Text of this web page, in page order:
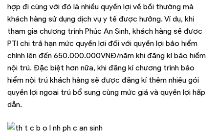
hợp đi cùng với đó là nhiều quyền lợi về bồi thường mà
khách hàng sử dụng dịch vụ y tế được hưởng. Ví dụ, khi
tham gia chương trình Phúc An Sinh, khách hàng sẽ được
PTI chi trả hạn mức quyền lợi đối với quyền lợi bảo hiểm
chính lên đến 650.000.000VNĐ/năm khi đăng kí bảo hiểm
nội trú. Đặc biệt hơn nữa, khi đăng kí chương trình bảo
hiểm nội trú khách hàng sẽ được đăng kí thêm nhiều gói
quyền lợi ngoại trú bổ sung cùng mức giá và quyền lợi hấp
dẫn.